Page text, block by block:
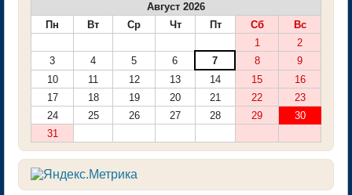
Август 2026
Пн
Вт Ср Чт Пт Сб
Вс
1
2
3
4 5 6 7 8
9
10
11 12 13 14 15
16
17
18 19 20 21 22
23
24
25 26 27 28 29
30
31